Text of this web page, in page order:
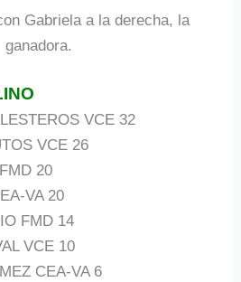
Gabriela a la derecha, la
ganadora.
VCE 32
VCE 26
20
VA 20
FMD 14
VCE 10
CEA-VA 6